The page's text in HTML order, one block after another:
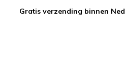
Gratis verzending binnen